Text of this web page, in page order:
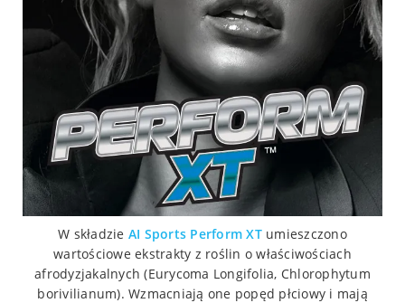
W składzie AI Sports Perform XT umieszczono
wartościowe ekstrakty z roślin o właściwościach
afrodyzjakalnych (Eurycoma Longifolia, Chlorophytum
borivilianum). Wzmacniają one popęd płciowy i mają